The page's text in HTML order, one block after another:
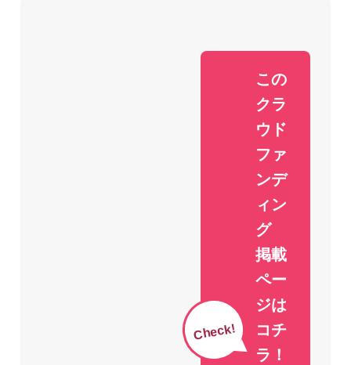
Check!
この
クラ
ウド
ファ
ンデ
ィン
グ
掲載
ペー
ジは
コチ
ラ！